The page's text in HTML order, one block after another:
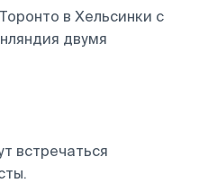
в Хельсинки с
двумя
встречаться